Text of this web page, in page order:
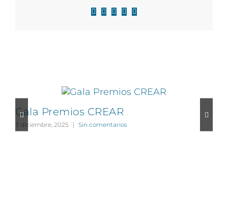
Facebook
X LinkedIn
WhatsApp
Correo
Gala Premios CREAR
3 diciembre, 2025 | Sin comentarios